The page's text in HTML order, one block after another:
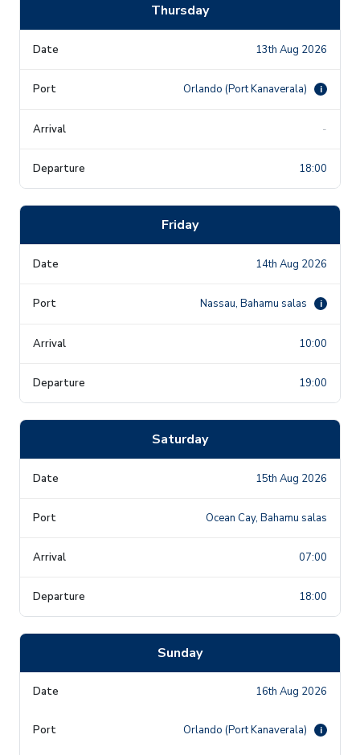
Thursday
13th Aug 2026
Orlando (Port Kanaverala) i
-
18:00
Friday
14th Aug 2026
Nassau, Bahamu salas i
10:00
19:00
Saturday
15th Aug 2026
Ocean Cay, Bahamu salas
07:00
18:00
Sunday
16th Aug 2026
Orlando (Port Kanaverala) i